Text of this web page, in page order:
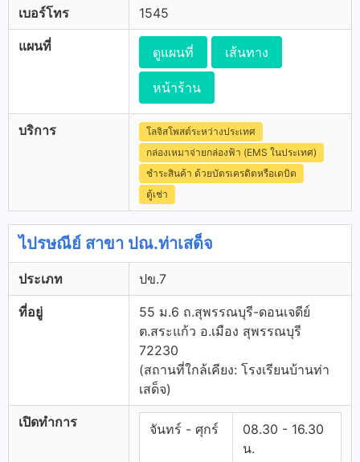
เบอร์โทร 1545
แผนที่ ดูแผนที่ เส้นทาง
หน้าร้าน
บริการ
โลจิสโพสต์ระหว่างประเทศ
กล่องเหมาจ่ายกล่องฟ้า (EMS ในประเทศ)
ชำระสินค้า ด้วยบัตรเครดิตหรือเดบิต
ตู้เช่า
ไปรษณีย์ สาขา ปณ.ท่าเสด็จ
ประเภท ปข.7
ที่อยู่
55 ม.6 ถ.สุพรรณบุรี-ดอนเจดีย์
ต.สระแก้ว อ.เมือง สุพรรณบุรี
72230
(สถานที่ใกล้เคียง: โรงเรียนบ้านท่า
เสด็จ)
เปิดทำการ จันทร์ - ศุกร์
08.30 - 16.30
น.